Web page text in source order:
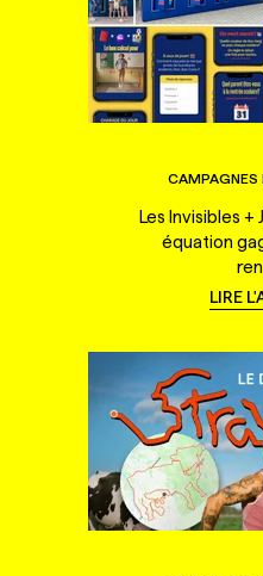
CAMPAGNES
Les Invisibles +
équation
LIRE